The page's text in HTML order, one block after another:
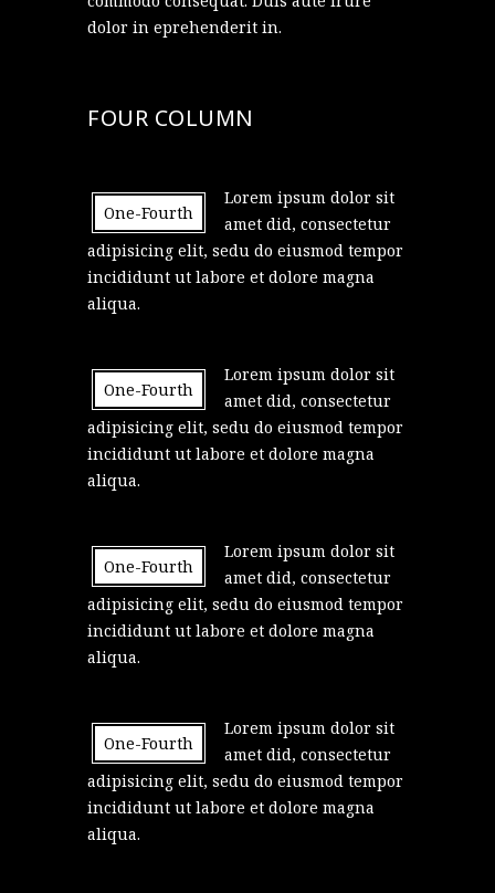
dolor in eprehenderit in.
FOUR COLUMN
One-Fourth
Lorem ipsum dolor sit
amet did, consectetur
adipisicing elit, sedu do eiusmod tempor
incididunt ut labore et dolore magna
aliqua.
One-Fourth
Lorem ipsum dolor sit
amet did, consectetur
adipisicing elit, sedu do eiusmod tempor
incididunt ut labore et dolore magna
aliqua.
One-Fourth
Lorem ipsum dolor sit
amet did, consectetur
adipisicing elit, sedu do eiusmod tempor
incididunt ut labore et dolore magna
aliqua.
One-Fourth
Lorem ipsum dolor sit
amet did, consectetur
adipisicing elit, sedu do eiusmod tempor
incididunt ut labore et dolore magna
aliqua.